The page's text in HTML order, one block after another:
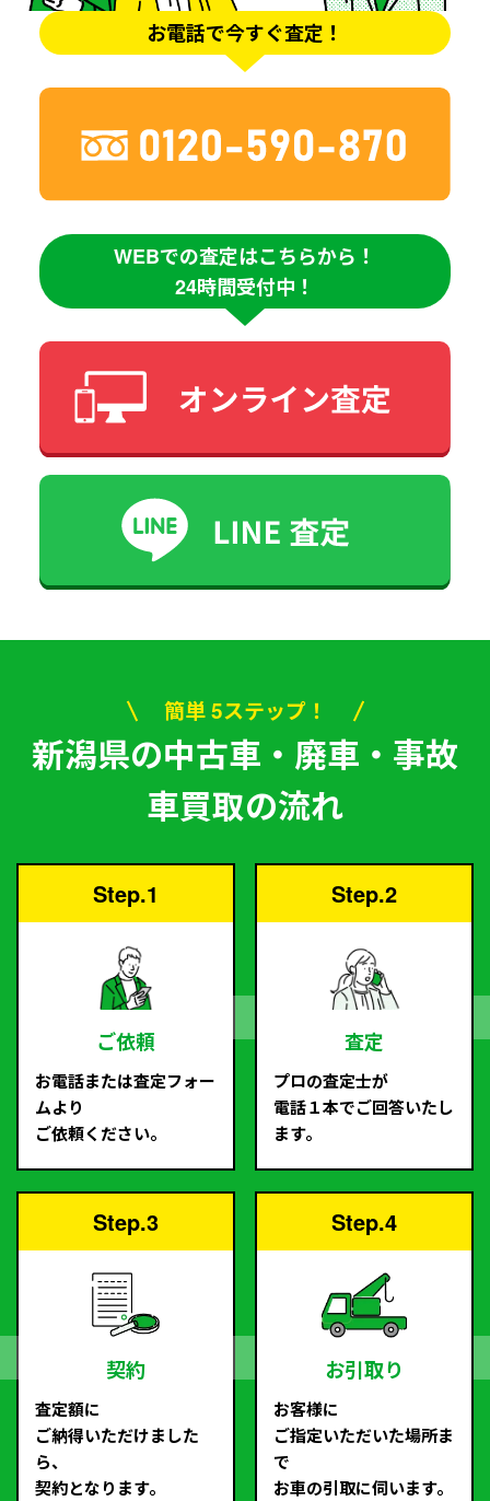
お電話で今すぐ査定！
WEBでの査定はこちらから！
24時間受付中！
簡単 5ステップ！
新潟県の中古車・廃車・事故
車買取の流れ
Step.1
ご依頼
お電話または査定フォー
ムより
ご依頼ください。
Step.2
査定
プロの査定士が
電話１本でご回答いたし
ます。
Step.3
契約
査定額に
ご納得いただけました
ら、
契約となります。
Step.4
お引取り
お客様に
ご指定いただいた場所ま
で
お車の引取に伺います。